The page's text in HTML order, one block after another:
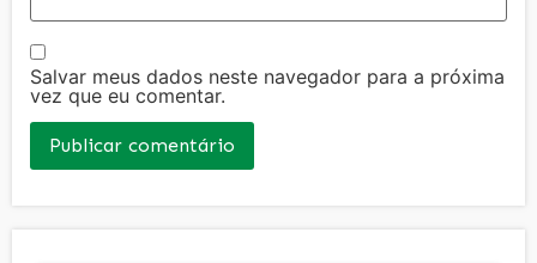
Salvar meus dados neste navegador para a próxima
vez que eu comentar.